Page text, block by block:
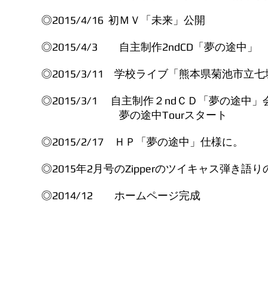
◎2015/4/16 初ＭＶ「未来」公開
◎2015/4/3 自主制作2ndCD「夢の途中」
◎2015/3/11 学校ライブ「熊本県菊池市立七
◎2015/3/1 自主制作２ndＣＤ「夢の途中
夢の途中Tourスタート
◎2015/2/17 ＨＰ「夢の途中」仕様に。
◎2015年2月号のZipperのツイキャス弾き語り
◎2014/12 ホームページ完成